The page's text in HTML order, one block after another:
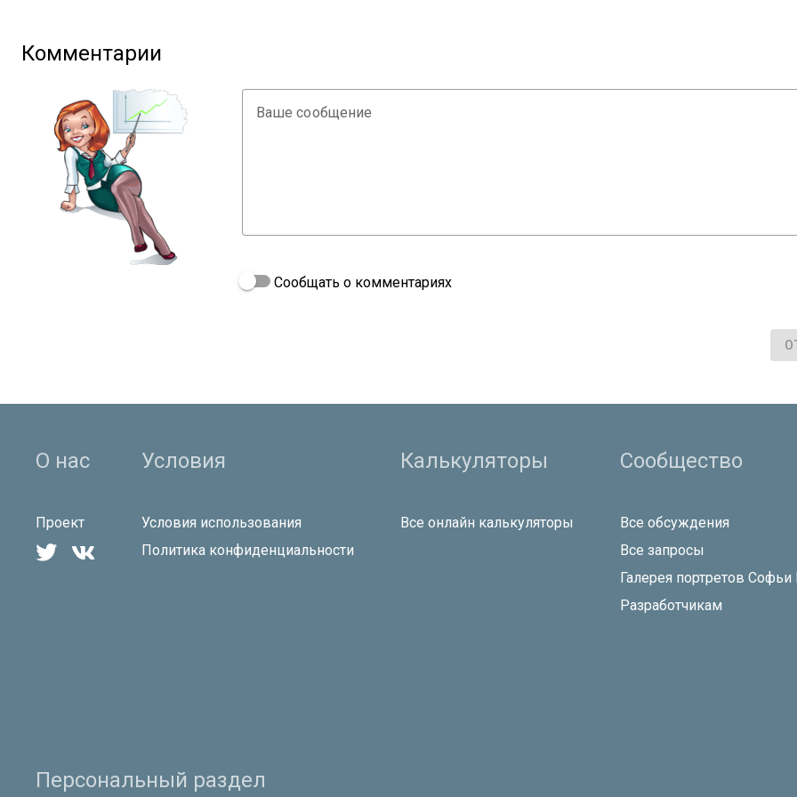
Комментарии
Ваше сообщение
Сообщать о комментариях
О нас
Проект
 
Условия
Условия использования
Политика конфиденциальности
Калькуляторы
Все онлайн калькуляторы
Сообщество
Все обсуждения
Все запросы
Галерея портретов
Разработчикам
Персональный раздел